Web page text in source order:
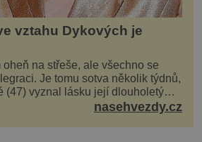
vztahu Dykových je
na střeše, ale všechno se
Je tomu sotva několik týdnů,
(47) vyznal lásku její dlouholetý
Lidé si hned mysleli, ž...nasehvezdy.cz